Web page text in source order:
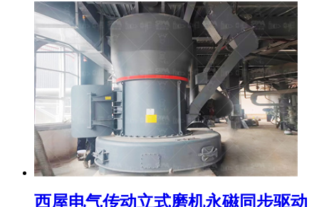
西屋电气传动立式磨机永磁同步驱动